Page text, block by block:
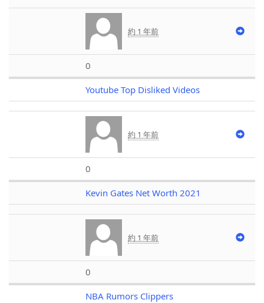
約 1 年前
0
Youtube Top Disliked Videos
約 1 年前
0
Kevin Gates Net Worth 2021
約 1 年前
0
NBA Rumors Clippers